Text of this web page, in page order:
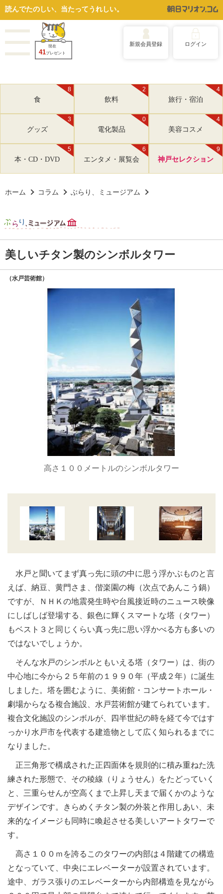
読んでたのしい、当たってうれしい。
現在
41プレゼント
新規会員登録 ログイン
8
食
2
飲料
4
旅行・宿泊
3
グッズ
0
電化製品
4
美容コスメ
5
本・CD・DVD
6
エンタメ・展覧会
9
神戸セレクション
ホーム コラム ぶらり、ミュージアム
美しいチタン製のシンボルタワー
（水戸芸術館）
高さ１００メートルのシンボルタワー
水戸と聞いてまず真っ先に頭の中に思う浮かぶものと言
えば、納豆、黄門さま、偕楽園の梅（次点であんこう鍋）
ですが、ＮＨＫの地震発生時や台風接近時のニュース映像
にしばしば登場する、銀色に輝くスマートな塔（タワー）
もベスト３と同じくらい真っ先に思い浮かべる方も多いの
ではないでしょうか。
そんな水戸のシンボルともいえる塔（タワー）は、街の
中心地に今から２５年前の１９９０年（平成２年）に誕生
しました。塔を囲むように、美術館・コンサートホール・
劇場からなる複合施設、水戸芸術館が建てられています。
複合文化施設のシンボルが、四半世紀の時を経て今ではす
っかり水戸市を代表する建造物として広く知られるまでに
なりました。
正三角形で構成された正四面体を規則的に積み重ねた洗
練された形態で、その稜線（りょうせん）をたどっていく
と、三重らせんが空高くまで上昇し天まで届くかのような
デザインです。きらめくチタン製の外装と作用しあい、未
来的なイメージも同時に喚起させる美しいアートタワーで
す。
高さ１００ｍを誇るこのタワーの内部は４階建ての構造
となっていて、中央にエレベーターが設置されています。
途中、ガラス張りのエレベーターから内部構造を見ながら